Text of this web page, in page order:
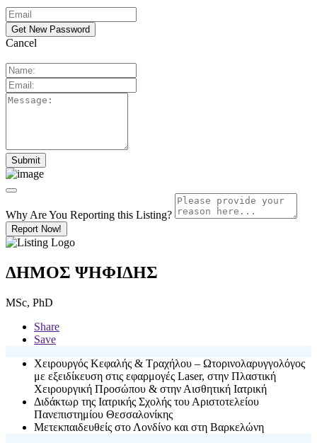
Cancel
Why Are You Reporting this Listing?
Report Now!
ΔΗΜΟΣ ΨΗΦΙΔΗΣ
MSc, PhD
Share
Save
Χειρουργός Κεφαλής & Τραχήλου – Ωτορινολαρυγγολόγος
με εξειδίκευση στις εφαρμογές Laser, στην Πλαστική
Χειρουργική Προσώπου & στην Αισθητική Ιατρική
Διδάκτωρ της Ιατρικής Σχολής του Αριστοτελείου
Πανεπιστημίου Θεσσαλονίκης
Μετεκπαιδευθείς στο Λονδίνο και στη Βαρκελώνη